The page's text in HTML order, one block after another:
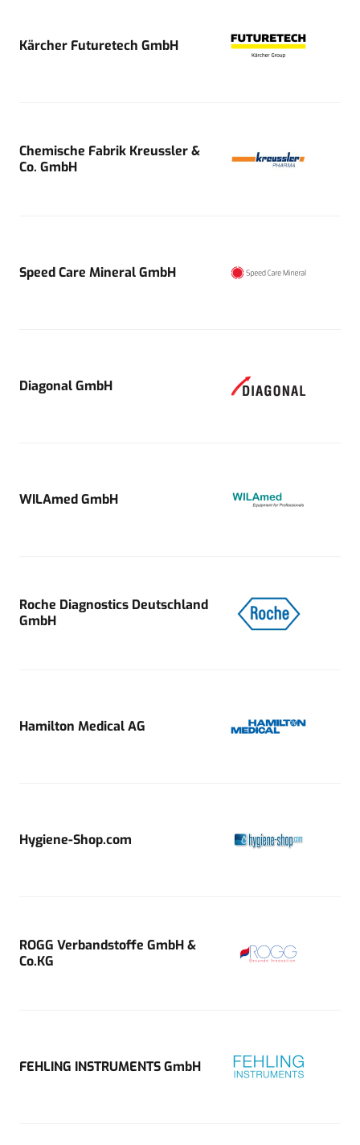
Kärcher Futuretech GmbH
Chemische Fabrik Kreussler &
Co. GmbH
Speed Care Mineral GmbH
Diagonal GmbH
WILAmed GmbH
Roche Diagnostics Deutschland
GmbH
Hamilton Medical AG
Hygiene-Shop.com
ROGG Verbandstoffe GmbH &
Co.KG
FEHLING INSTRUMENTS GmbH